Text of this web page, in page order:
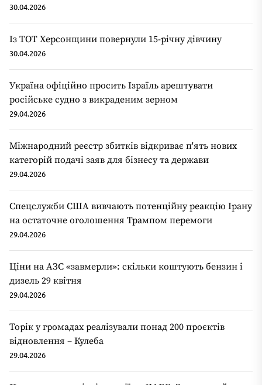
30.04.2026
Із ТОТ Херсонщини повернули 15-річну дівчину
30.04.2026
Україна офіційно просить Ізраїль арештувати
російське судно з викраденим зерном
29.04.2026
Міжнародний реєстр збитків відкриває п'ять нових
категорій подачі заяв для бізнесу та держави
29.04.2026
Спецслужби США вивчають потенційну реакцію Ірану
на остаточне оголошення Трампом перемоги
29.04.2026
Ціни на АЗС «завмерли»: скільки коштують бензин і
дизель 29 квітня
29.04.2026
Торік у громадах реалізували понад 200 проєктів
відновлення – Кулеба
29.04.2026